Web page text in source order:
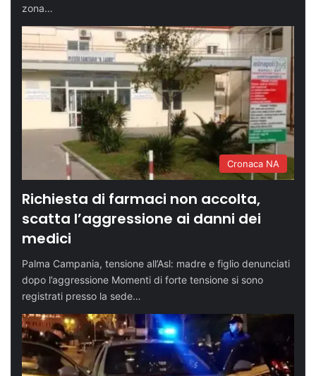
zona…
Cronaca NA
Richiesta di farmaci non accolta,
scatta l’aggressione ai danni dei
medici
Palma Campania, tensione all’Asl: madre e figlio denunciati
dopo l’aggressione Momenti di forte tensione si sono
registrati presso la sede…